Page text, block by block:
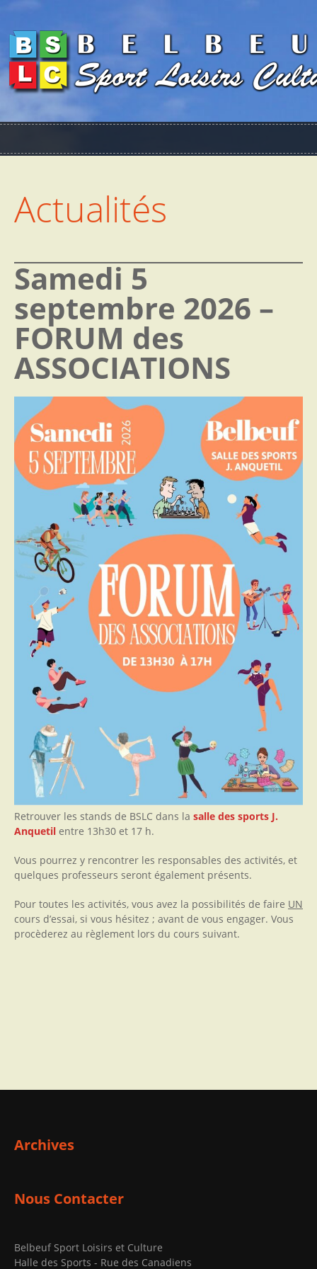
Actualités
Samedi 5
septembre 2026 –
FORUM des
ASSOCIATIONS
Retrouver les stands de BSLC dans la salle des sports J.
Anquetil entre 13h30 et 17 h.
Vous pourrez y rencontrer les responsables des activités, et
quelques professeurs seront également présents.
Pour toutes les activités, vous avez la possibilités de faire UN
cours d’essai, si vous hésitez ; avant de vous engager. Vous
procèderez au règlement lors du cours suivant.
Archives
Nous Contacter
Belbeuf Sport Loisirs et Culture
Halle des Sports - Rue des Canadiens